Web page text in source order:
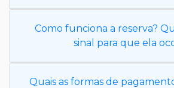
Como funciona a reserva?
sinal para que ela
Quais as formas de